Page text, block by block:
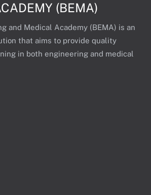
(BEMA)
and Medical Academy (BEMA) is an
that aims to provide quality
in both engineering and medical